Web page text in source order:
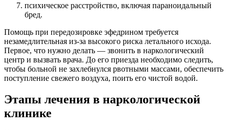
психическое расстройство, включая параноидальный
бред.
Помощь при передозировке эфедрином требуется
незамедлительная из-за высокого риска летального исхода.
Первое, что нужно делать — звонить в наркологический
центр и вызвать врача. До его приезда необходимо следить,
чтобы больной не захлебнулся рвотными массами, обеспечить
поступление свежего воздуха, поить его чистой водой.
Этапы лечения в наркологической
клинике